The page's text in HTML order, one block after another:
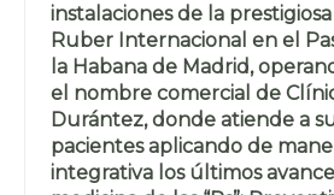
instalaciones de la
Ruber Internacional en el
la Habana de Madrid,
el nombre comercial de
Durántez, donde atiende a
pacientes aplicando de
integrativa los últimos